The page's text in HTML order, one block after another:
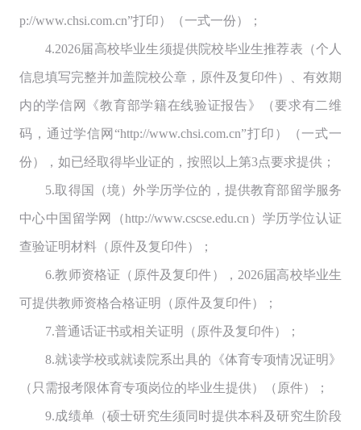
p://www.chsi.com.cn”打印）（一式一份）；
4.2026届高校毕业生须提供院校毕业生推荐表（个人
信息填写完整并加盖院校公章，原件及复印件）、有效期
内的学信网《教育部学籍在线验证报告》（要求有二维
码，通过学信网“http://www.chsi.com.cn”打印）（一式一
份），如已经取得毕业证的，按照以上第3点要求提供；
5.取得国（境）外学历学位的，提供教育部留学服务
中心中国留学网（http://www.cscse.edu.cn）学历学位认证
查验证明材料（原件及复印件）；
6.教师资格证（原件及复印件），2026届高校毕业生
可提供教师资格合格证明（原件及复印件）；
7.普通话证书或相关证明（原件及复印件）；
8.就读学校或就读院系出具的《体育专项情况证明》
（只需报考限体育专项岗位的毕业生提供）（原件）；
9.成绩单（硕士研究生须同时提供本科及研究生阶段